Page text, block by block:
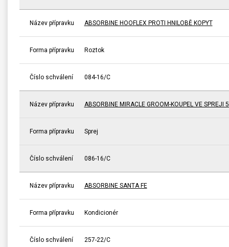
Název přípravku ABSORBINE HOOFLEX PROTI HNILOBĚ KOPYT
Forma přípravku Roztok
Číslo schválení 084-16/C
Název přípravku ABSORBINE MIRACLE GROOM-KOUPEL VE SPREJI
Forma přípravku Sprej
Číslo schválení 086-16/C
Název přípravku ABSORBINE SANTA FE
Forma přípravku Kondicionér
Číslo schválení 257-22/C